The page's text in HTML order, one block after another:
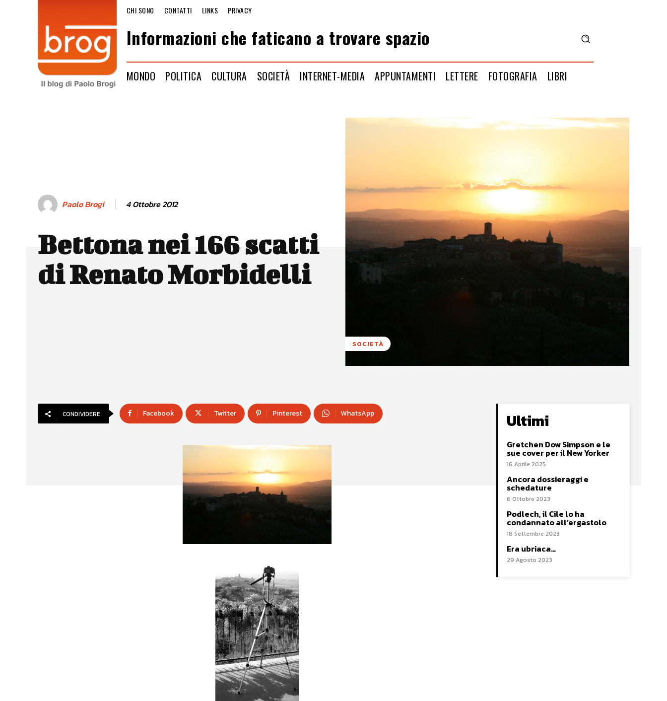
CHI SONO CONTATTI LINKS PRIVACY
Informazioni che faticano a trovare spazio
MONDO POLITICA CULTURA SOCIETÀ INTERNET-MEDIA APPUNTAMENTI LETTERE FOTOGRAFIA LIBRI
Paolo Brogi 4 Ottobre 2012
Bettona nei 166 scatti
di Renato Morbidelli
SOCIETÀ
CONDIVIDERE Facebook Twitter Pinterest WhatsApp Ultimi
Gretchen Dow Simpson e le
sue cover per il New Yorker
16 Aprile 2025
Ancora dossieraggi e
schedature
6 Ottobre 2023
Podlech, il Cile lo ha
condannato all’ergastolo
18 Settembre 2023
Era ubriaca…
29 Agosto 2023